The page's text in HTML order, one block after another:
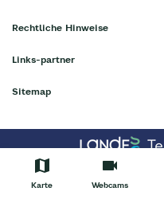
Rechtliche Hinweise
Links-partner
Sitemap
Karte Webcams